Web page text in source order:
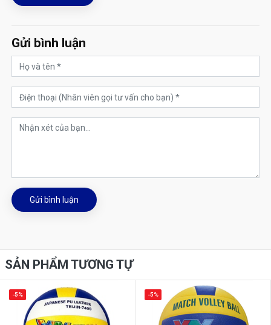
Gửi bình luận
Gửi bình luận
SẢN PHẨM TƯƠNG TỰ
-5% -5%